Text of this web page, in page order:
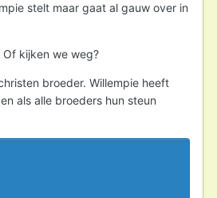
stelt maar gaat al gauw over in
kijken we weg?
broeder. Willempie heeft
als alle broeders hun steun